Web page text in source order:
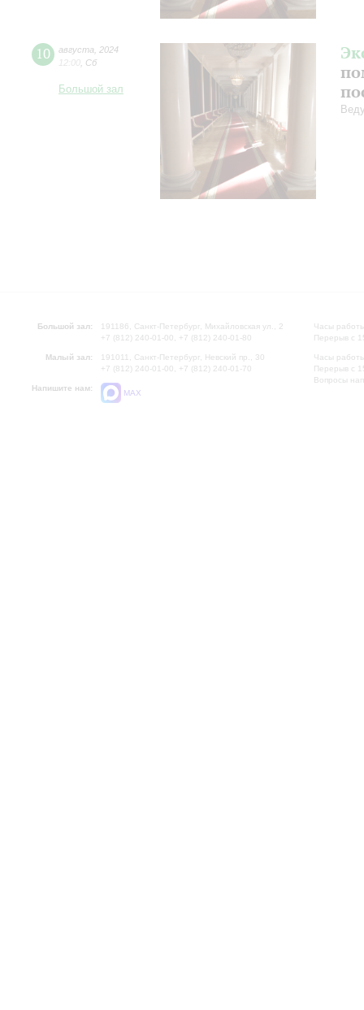
10 августа
2024
12:00 Сб
Большой зал
Большой зал:
191186, Санкт-Петербург, Михайловская ул., 2
+7 (812) 240-01-00, +7 (812) 240-01-80
Малый зал:
191011, Санкт-Петербург, Невский пр., 30
+7 (812) 240-01-00, +7 (812) 240-01-70
Напишите нам:
MAX
Часы
Перерыв с
Часы
Перерыв с
Вопросы